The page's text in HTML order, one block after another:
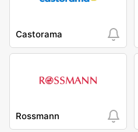
Castorama
Rossmann